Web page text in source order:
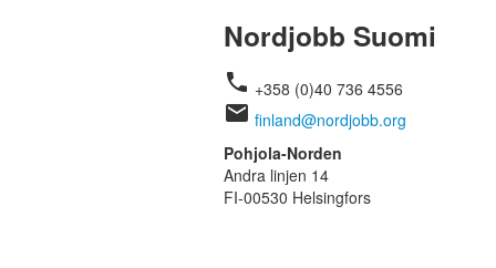
Nordjobb Suomi
phone +358 (0)40 736 4556
email finland@nordjobb.org
Pohjola-Norden
Andra linjen 14
FI-00530 Helsingfors